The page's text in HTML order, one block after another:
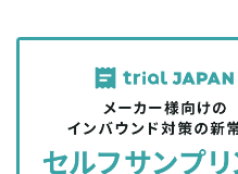
記
を
シ
記
事
を
シ